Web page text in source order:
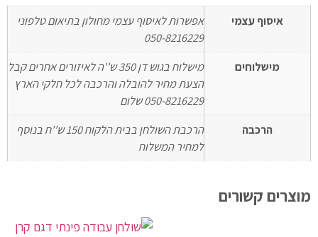
איסוף עצמי
אפשרות לאיסוף עצמי מחולון בתיאום טלפוני
050-8216229
מישלוחים
מישלוח בגוש דן 350 ש''ה לאיזורים אחרים קבל
הצעת מחיר להובלה והרכבה לכל חלקי הארץ
050-8216229 שלום
הרכבה
הרכבת השולחן בבית הלקוח 150 ש''ח בנוסף
למחיר המשלוח
מוצרים קשורים